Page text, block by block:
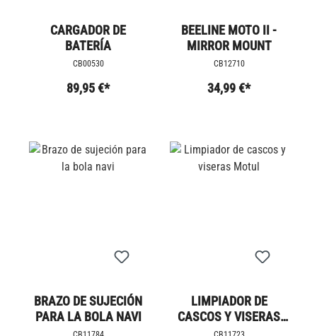
CARGADOR DE
BATERÍA
CB00530
89,95 €*
BEELINE MOTO II -
MIRROR MOUNT
CB12710
34,99 €*
BRAZO DE SUJECIÓN
PARA LA BOLA NAVI
LIMPIADOR DE
CASCOS Y VISERAS
MOTUL